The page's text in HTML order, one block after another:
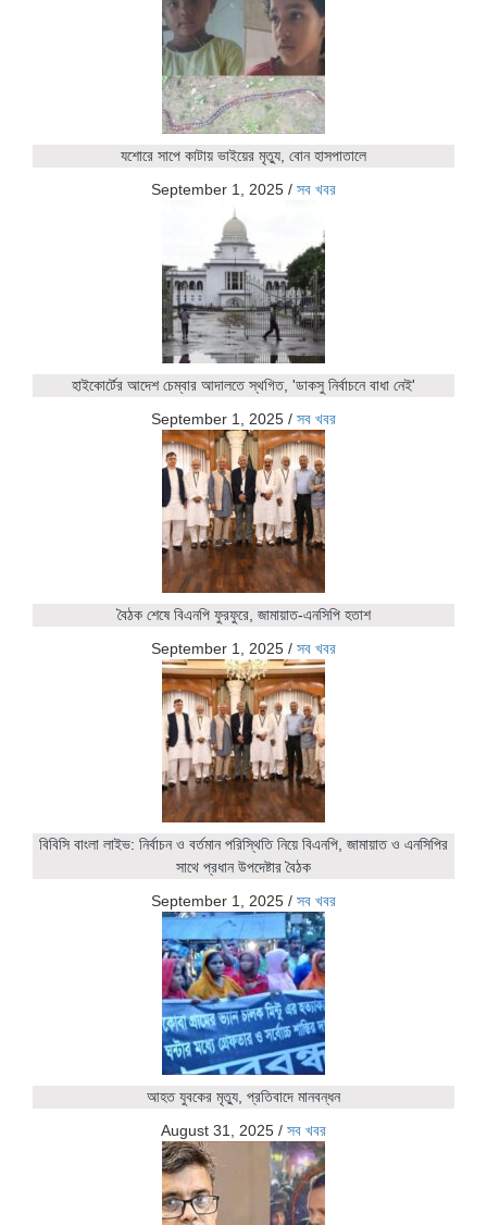
যশোরে সাপে কাটায় ভাইয়ের মৃত্যু, বোন হাসপাতালে
September 1, 2025 / সব খবর
হাইকোর্টের আদেশ চেম্বার আদালতে স্থগিত, 'ডাকসু নির্বাচনে বাধা নেই'
September 1, 2025 / সব খবর
বৈঠক শেষে বিএনপি ফুরফুরে, জামায়াত-এনসিপি হতাশ
September 1, 2025 / সব খবর
বিবিসি বাংলা লাইভ: নির্বাচন ও বর্তমান পরিস্থিতি নিয়ে বিএনপি, জামায়াত ও এনসিপির
সাথে প্রধান উপদেষ্টার বৈঠক
September 1, 2025 / সব খবর
আহত যুবকের মৃত্যু, প্রতিবাদে মানবন্ধন
August 31, 2025 / সব খবর